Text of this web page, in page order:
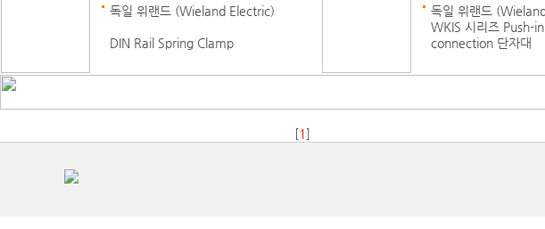
독일 위랜드 (Wieland Electric)
DIN Rail Spring Clamp
0,08 – 35 mm²
독일 위랜드
WKIS 시리즈 Push-
connection 단자대
도구없이 결선작업,
작업시간 단축
[1]